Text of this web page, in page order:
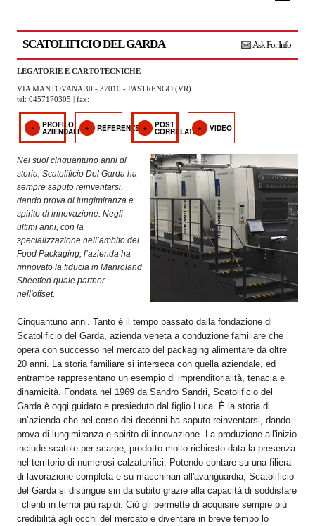
ZOOM
TEMATICI
EVENTI
VIDEO
Ask For Info
SCATOLIFICIO DEL GARDA
LEGATORIE E CARTOTECNICHE
VIA MANTOVANA 30 - 37010 - PASTRENGO (VR)
tel: 0457170305 | fax:
PROFILO
AZIENDALE REFERENZE POST
CORRELATI VIDEO
Nei suoi cinquantuno anni di
storia, Scatolificio Del Garda ha
sempre saputo reinventarsi,
dando prova di lungimiranza e
spirito di innovazione. Negli
ultimi anni, con la
specializzazione nell’ambito del
Food Packaging, l’azienda ha
rinnovato la fiducia in Manroland
Sheetfed quale partner
nell'offset.
Cinquantuno anni. Tanto è il tempo passato dalla fondazione di
Scatolificio del Garda, azienda veneta a conduzione familiare che
opera con successo nel mercato del packaging alimentare da oltre
20 anni. La storia familiare si interseca con quella aziendale, ed
entrambe rappresentano un esempio di imprenditorialità, tenacia e
dinamicità. Fondata nel 1969 da Sandro Sandri, Scatolificio del
Garda è oggi guidato e presieduto dal figlio Luca. È la storia di
un’azienda che nel corso dei decenni ha saputo reinventarsi, dando
prova di lungimiranza e spirito di innovazione. La produzione all'inizio
include scatole per scarpe, prodotto molto richiesto data la presenza
nel territorio di numerosi calzaturifici. Potendo contare su una filiera
di lavorazione completa e su macchinari all'avanguardia, Scatolificio
del Garda si distingue sin da subito grazie alla capacità di soddisfare
i clienti in tempi più rapidi. Ciò gli permette di acquisire sempre più
credibilità agli occhi del mercato e diventare in breve tempo lo